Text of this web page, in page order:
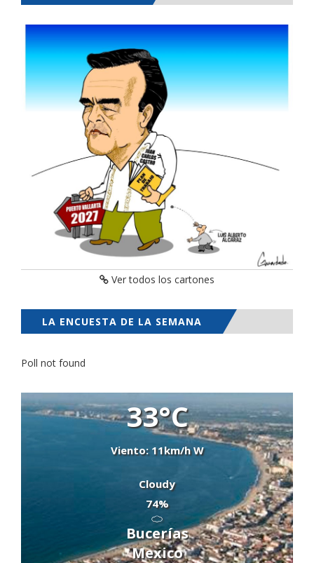
Ver todos los cartones
LA ENCUESTA DE LA SEMANA
Poll not found
33°C
Viento: 11km/h W
Cloudy
74%
Bucerías
Mexico